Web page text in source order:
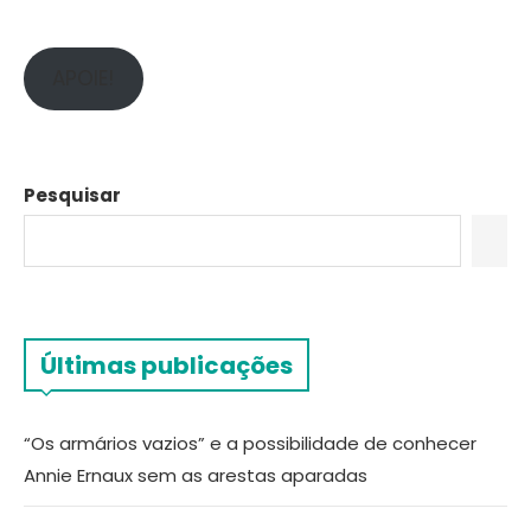
Pesquisar
Últimas publicações
“Os armários vazios” e a possibilidade de conhecer
Annie Ernaux sem as arestas aparadas